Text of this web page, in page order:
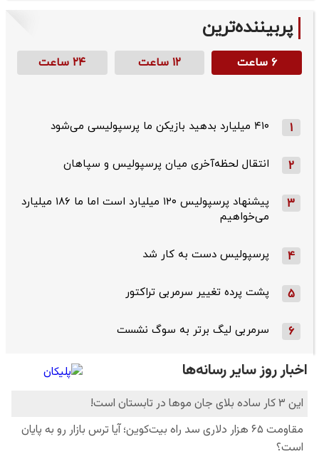
پربیننده‌ترین
۶ ساعت ۱۲ ساعت ۲۴ ساعت
1 ۴۱۰ میلیارد بدهید بازیکن ما پرسپولیسی می‌شود
2 انتقال لحظه‌آخری میان پرسپولیس و سپاهان
3
پیشنهاد پرسپولیس ۱۲۰ میلیارد است اما ما ۱۸۶ میلیارد
می‌خواهیم
4 پرسپولیس دست به کار شد
5 پشت پرده تغییر سرمربی تراکتور
6 سرمربی لیگ برتر به سوگ نشست